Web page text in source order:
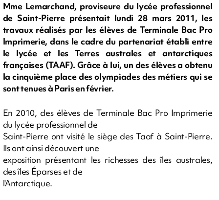
Mme Lemarchand, proviseure du lycée professionnel
de Saint-Pierre présentait lundi 28 mars 2011, les
travaux réalisés par les élèves de Terminale Bac Pro
Imprimerie, dans le cadre du partenariat établi entre
le lycée et les Terres australes et antarctiques
françaises (TAAF). Grâce à lui, un des élèves a obtenu
la cinquième place des olympiades des métiers qui se
sont tenues à Paris en février.
En 2010, des élèves de Terminale Bac Pro Imprimerie
du lycée professionnel de
Saint-Pierre ont visité le siège des Taaf à Saint-Pierre.
Ils ont ainsi découvert une
exposition présentant les richesses des îles australes,
des îles Éparses et de
l'Antarctique.